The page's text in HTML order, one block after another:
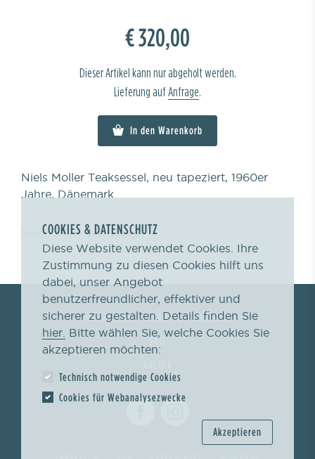
€ 320,00
Dieser Artikel kann nur abgeholt werden.
Lieferung aufAnfrage.
In den Warenkorb
Niels Moller Teaksessel, neu tapeziert, 1960er
Jahre, Dänemark.
Noch 1 Stk. verfügbar
BEZAHLUNG, VERSAND & ABHOLUNG
FAQ
COOKIES & DATENSCHUTZ
Diese Website verwendet Cookies. Ihre
Zustimmung zu diesen Cookies hilft uns
dabei, unser Angebot
benutzerfreundlicher, effektiver und
sicherer zu gestalten. Details finden Sie
hier. Bitte wählen Sie, welche Cookies Sie
akzeptieren möchten:
Technisch notwendige Cookies
Cookies für Webanalysezwecke
Akzeptieren